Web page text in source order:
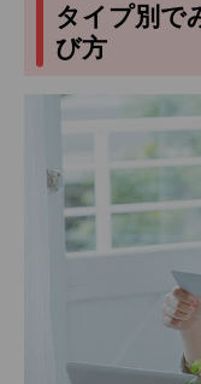
タイプ別で
び方